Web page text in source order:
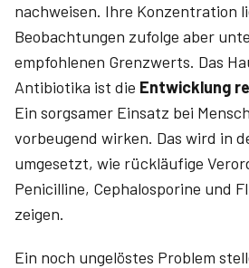
nachweisen. Ihre Konzentration
Beobachtungen zufolge aber
empfohlenen Grenzwerts. Das
Antibiotika ist die Entwicklung
Ein sorgsamer Einsatz bei
vorbeugend wirken. Das wird in
umgesetzt, wie rückläufige
Penicilline, Cephalosporine und
zeigen.
Ein noch ungelöstes Problem